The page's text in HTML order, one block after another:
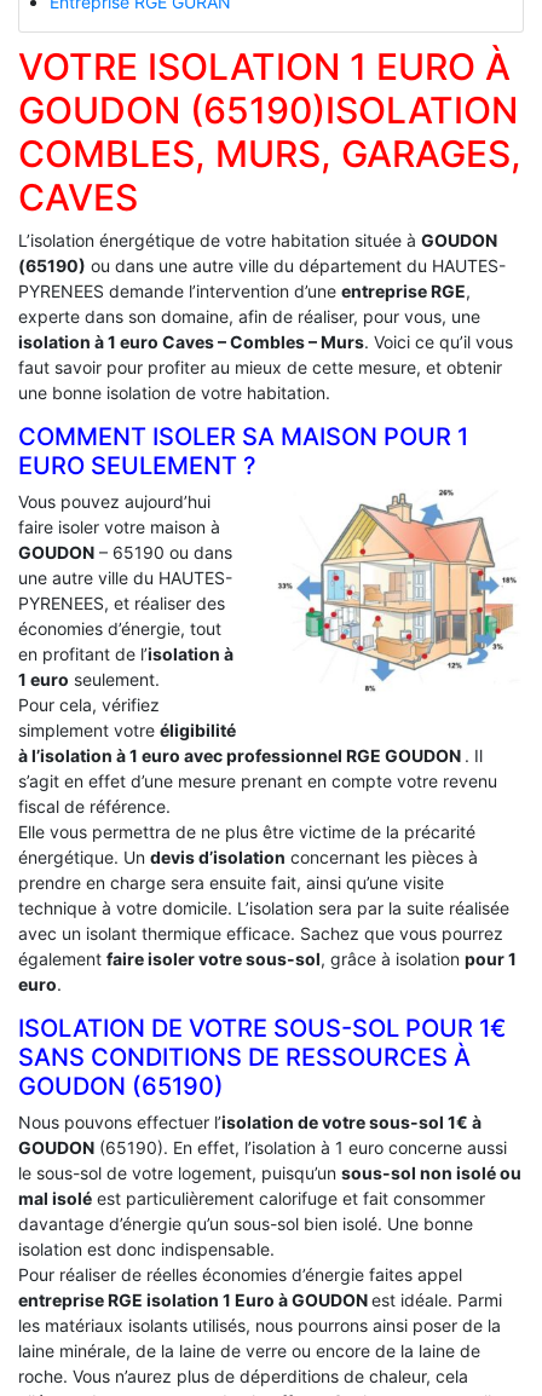
VOTRE ISOLATION 1 EURO À
GOUDON (65190)ISOLATION
COMBLES, MURS, GARAGES,
CAVES
L’isolation énergétique de votre habitation située à GOUDON
(65190) ou dans une autre ville du département du HAUTES-
PYRENEES demande l’intervention d’une entreprise RGE,
experte dans son domaine, afin de réaliser, pour vous, une
isolation à 1 euro Caves – Combles – Murs. Voici ce qu’il vous
faut savoir pour profiter au mieux de cette mesure, et obtenir
une bonne isolation de votre habitation.
COMMENT ISOLER SA MAISON POUR 1
EURO SEULEMENT ?
Vous pouvez aujourd’hui
faire isoler votre maison à
GOUDON – 65190 ou dans
une autre ville du HAUTES-
PYRENEES, et réaliser des
économies d’énergie, tout
en profitant de l’isolation à
1 euro seulement.
Pour cela, vérifiez
simplement votre éligibilité
à l’isolation à 1 euro avec professionnel RGE GOUDON . Il
s’agit en effet d’une mesure prenant en compte votre revenu
fiscal de référence.
Elle vous permettra de ne plus être victime de la précarité
énergétique. Un devis d’isolation concernant les pièces à
prendre en charge sera ensuite fait, ainsi qu’une visite
technique à votre domicile. L’isolation sera par la suite réalisée
avec un isolant thermique efficace. Sachez que vous pourrez
également faire isoler votre sous-sol, grâce à isolation pour 1
euro.
ISOLATION DE VOTRE SOUS-SOL POUR 1€
SANS CONDITIONS DE RESSOURCES À
‎GOUDON (65190)
Nous pouvons effectuer l’isolation de votre sous-sol 1€ à
GOUDON (65190). En effet, l’isolation à 1 euro concerne aussi
le sous-sol de votre logement, puisqu’un sous-sol non isolé ou
mal isolé est particulièrement calorifuge et fait consommer
davantage d’énergie qu’un sous-sol bien isolé. Une bonne
isolation est donc indispensable.
Pour réaliser de réelles économies d’énergie faites appel
entreprise RGE isolation 1 Euro à GOUDONest idéale. Parmi
les matériaux isolants utilisés, nous pourrons ainsi poser de la
laine minérale, de la laine de verre ou encore de la laine de
roche. Vous n’aurez plus de déperditions de chaleur, cela